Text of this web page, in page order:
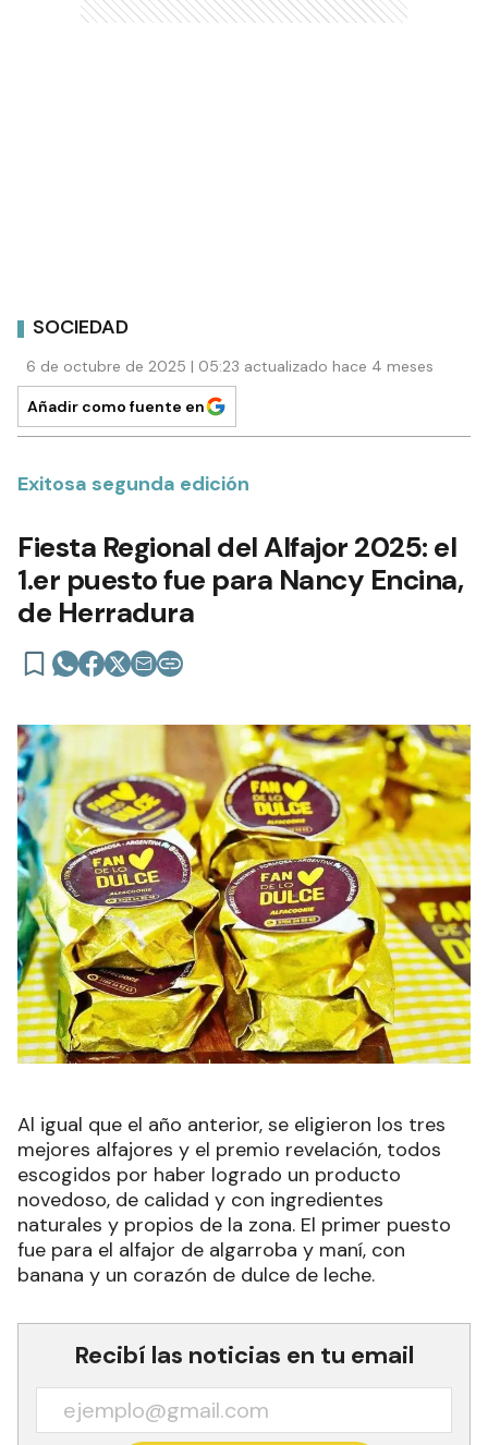
SOCIEDAD
6 de octubre de 2025 | 05:23 actualizado hace 4 meses
Añadir como fuente en
Exitosa segunda edición
Fiesta Regional del Alfajor 2025: el
1.er puesto fue para Nancy Encina,
de Herradura
Al igual que el año anterior, se eligieron los tres
mejores alfajores y el premio revelación, todos
escogidos por haber logrado un producto
novedoso, de calidad y con ingredientes
naturales y propios de la zona. El primer puesto
fue para el alfajor de algarroba y maní, con
banana y un corazón de dulce de leche.
Recibí las noticias en tu email